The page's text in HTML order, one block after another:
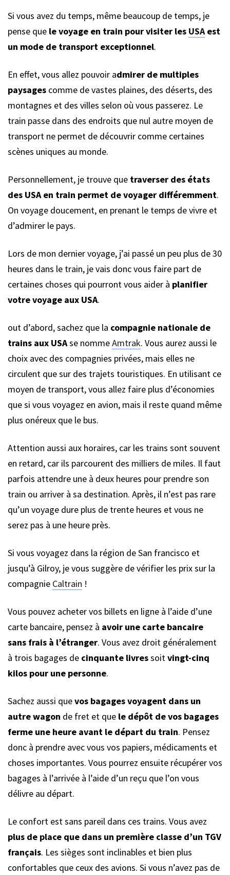
Si vous avez du temps, même beaucoup de temps, je
pense que le voyage en train pour visiter les USAest
un mode de transport exceptionnel.
En effet, vous allez pouvoir admirer de multiples
paysages comme de vastes plaines, des déserts, des
montagnes et des villes selon où vous passerez. Le
train passe dans des endroits que nul autre moyen de
transport ne permet de découvrir comme certaines
scènes uniques au monde.
Personnellement, je trouve que traverser des états
des USA en train permet de voyager différemment.
On voyage doucement, en prenant le temps de vivre et
d’admirer le pays.
Lors de mon dernier voyage, j’ai passé un peu plus de 30
heures dans le train, je vais donc vous faire part de
certaines choses qui pourront vous aider à planifier
votre voyage aux USA.
out d’abord, sachez que la compagnie nationale de
trains aux USAse nommeAmtrak. Vous aurez aussi le
choix avec des compagnies privées, mais elles ne
circulent que sur des trajets touristiques. En utilisant ce
moyen de transport, vous allez faire plus d’économies
que si vous voyagez en avion, mais il reste quand même
plus onéreux que le bus.
Attention aussi aux horaires, car les trains sont souvent
en retard, car ils parcourent des milliers de miles. Il faut
parfois attendre une à deux heures pour prendre son
train ou arriver à sa destination. Après, il n’est pas rare
qu’un voyage dure plus de trente heures et vous ne
serez pas à une heure près.
Si vous voyagez dans la région de San francisco et
jusqu’à Gilroy, je vous suggère de vérifier les prix sur la
compagnie Caltrain !
Vous pouvez acheter vos billets en ligne à l’aide d’une
carte bancaire, pensez à avoir une carte bancaire
sans frais à l’étranger. Vous avez droit généralement
à trois bagages de cinquante livressoitvingt-cinq
kilos pour une personne.
Sachez aussi quevos bagages voyagent dans un
autre wagon de fret et que le dépôt de vos bagages
ferme une heure avant le départ du train. Pensez
donc à prendre avec vous vos papiers, médicaments et
choses importantes. Vous pourrez ensuite récupérer vos
bagages à l’arrivée à l’aide d’un reçu que l’on vous
délivre au départ.
Le confort est sans pareil dans ces trains. Vous avez
plus de place que dans un première classe d’un TGV
français. Les sièges sont inclinables et bien plus
confortables que ceux des avions. Si vous n’avez pas de